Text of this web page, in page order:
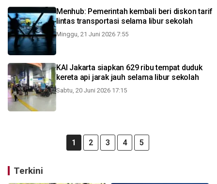
Menhub: Pemerintah kembali beri diskon tarif
lintas transportasi selama libur sekolah
Minggu, 21 Juni 2026 7:55
KAI Jakarta siapkan 629 ribu tempat duduk
kereta api jarak jauh selama libur sekolah
Sabtu, 20 Juni 2026 17:15
1 2 3 4 5
Terkini